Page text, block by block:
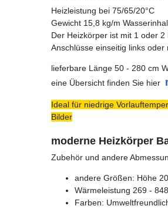
Heizleistung bei 75/65/20°C
Gewicht 15,8 kg/m
Der Heizkörper ist mit 1 oder
Anschlüsse einseitig links
lieferbare Länge 50 - 280 cm
eine Übersicht finden Sie hier
Ideal für niedrige
Bilder
moderne Heizkörper
Zubehör und andere
andere Größen: Höhe
Wärmeleistung 269 -
Farben: